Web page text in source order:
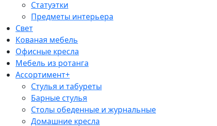
Статуэтки
Предметы интерьера
Свет
Кованая мебель
Офисные кресла
Мебель из ротанга
Ассортимент+
Стулья и табуреты
Барные стулья
Столы обеденные и журнальные
Домашние кресла